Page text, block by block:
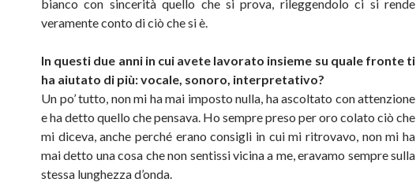
bianco con sincerità quello che si prova, rileggendolo ci si rende
veramente conto di ciò che si è.
In questi due anni in cui avete lavorato insieme su quale fronte ti
ha aiutato di più: vocale, sonoro, interpretativo?
Un po’ tutto, non mi ha mai imposto nulla, ha ascoltato con attenzione
e ha detto quello che pensava. Ho sempre preso per oro colato ciò che
mi diceva, anche perché erano consigli in cui mi ritrovavo, non mi ha
mai detto una cosa che non sentissi vicina a me, eravamo sempre sulla
stessa lunghezza d’onda.